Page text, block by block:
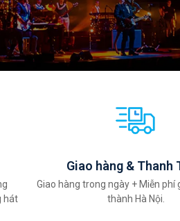
hát
Giao hàng & Thanh
Giao hàng trong ngày + Miễn phí
thành Hà Nội.